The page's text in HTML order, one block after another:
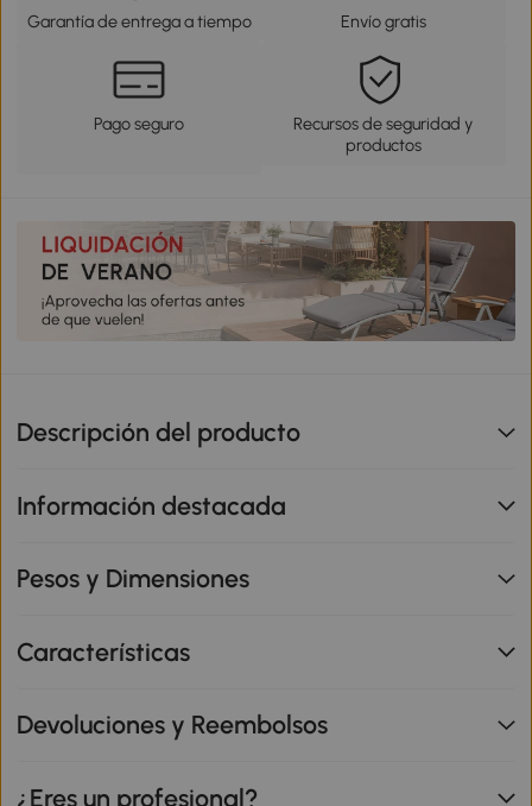
Garantía de entrega a tiempo Envío gratis
Pago seguro
Recursos de seguridad y
productos
Descripción del producto
Información destacada
Pesos y Dimensiones
Características
Devoluciones y Reembolsos
¿Eres un profesional?